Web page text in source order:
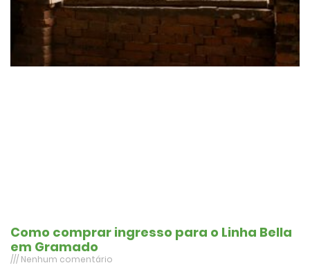
Como comprar ingresso para o Linha Bella
em Gramado
Nenhum comentário